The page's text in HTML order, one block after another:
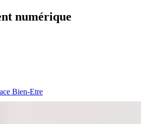
numérique
Bien-Etre